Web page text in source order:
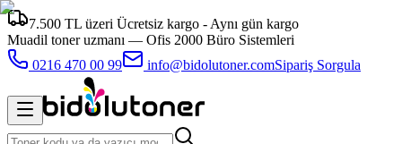
7.500 TL üzeri Ücretsiz kargo - Aynı gün kargo
Muadil toner uzmanı — Ofis 2000 Büro Sistemleri
0216 470 00 99
info@bidolutoner.comSipariş Sorgula